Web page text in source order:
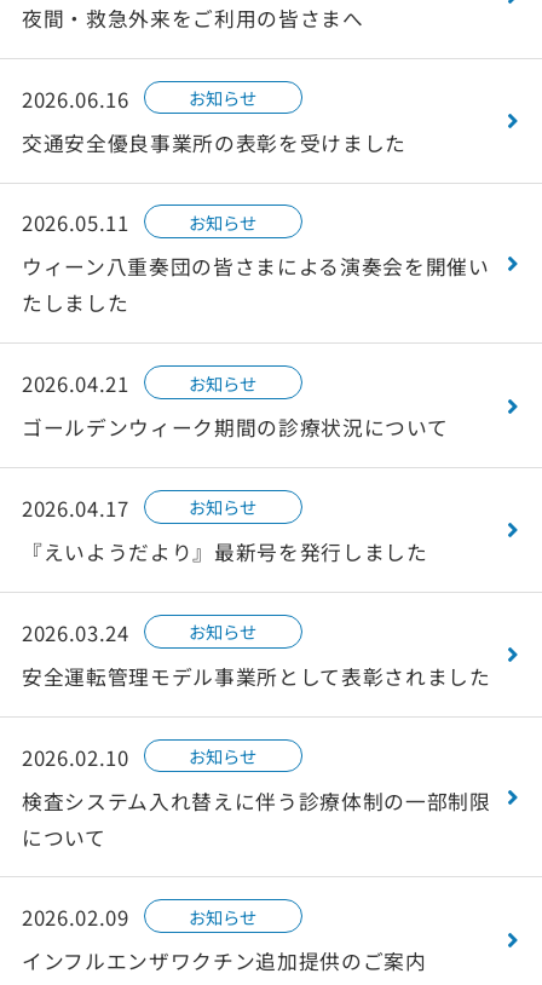
夜間・救急外来をご利用の皆さまへ
2026.06.16 お知らせ
交通安全優良事業所の表彰を受けました
2026.05.11 お知らせ
ウィーン八重奏団の皆さまによる演奏会を開催い
たしました
2026.04.21 お知らせ
ゴールデンウィーク期間の診療状況について
2026.04.17 お知らせ
『えいようだより』最新号を発行しました
2026.03.24 お知らせ
安全運転管理モデル事業所として表彰されました
2026.02.10 お知らせ
検査システム入れ替えに伴う診療体制の一部制限
について
2026.02.09 お知らせ
インフルエンザワクチン追加提供のご案内